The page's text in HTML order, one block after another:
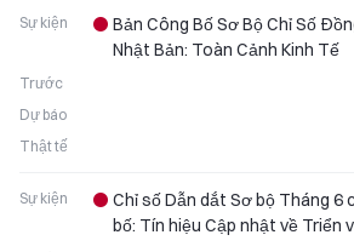
Sự kiện
Bản Công Bố Sơ Bộ Chỉ Số
Nhật Bản: Toàn Cảnh Kinh Tế
Trước
Dự báo
Thật tế
Sự kiện
Chỉ số Dẫn dắt Sơ bộ Tháng 6
bố: Tín hiệu Cập nhật về Triển